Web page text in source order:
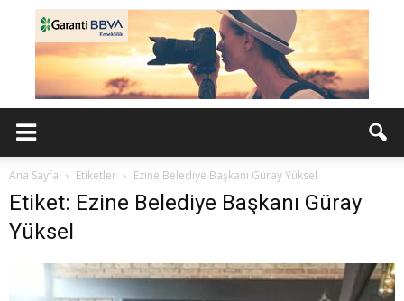
Ana Sayfa Etiketler Ezine Belediye Başkanı Güray Yüksel
Etiket: Ezine Belediye Başkanı Güray
Yüksel